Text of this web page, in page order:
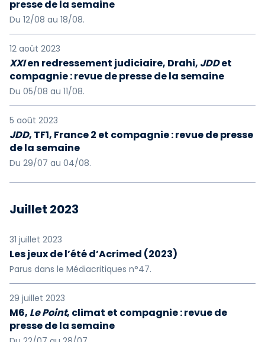
presse de la semaine
Du 12/08 au 18/08.
12 août 2023
XXIen redressement judiciaire, Drahi, JDDet
compagnie : revue de presse de la semaine
Du 05/08 au 11/08.
5 août 2023
JDD, TF1, France 2 et compagnie : revue de presse
de la semaine
Du 29/07 au 04/08.
Juillet 2023
31 juillet 2023
Les jeux de l’été d’Acrimed (2023)
Parus dans le Médiacritiques n°47.
29 juillet 2023
M6, Le Point, climat et compagnie : revue de
presse de la semaine